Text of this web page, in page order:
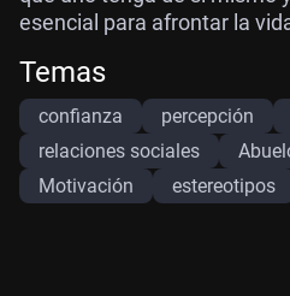
esencial para afrontar la
Temas
confianza percepción
relaciones sociales
Motivación
estereotipos